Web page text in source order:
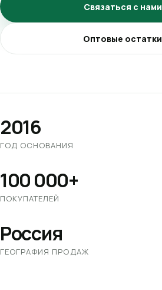
Связаться с нами
Оптовые остатки
2016
ГОД ОСНОВАНИЯ
100 000+
ПОКУПАТЕЛЕЙ
Россия
ГЕОГРАФИЯ ПРОДАЖ